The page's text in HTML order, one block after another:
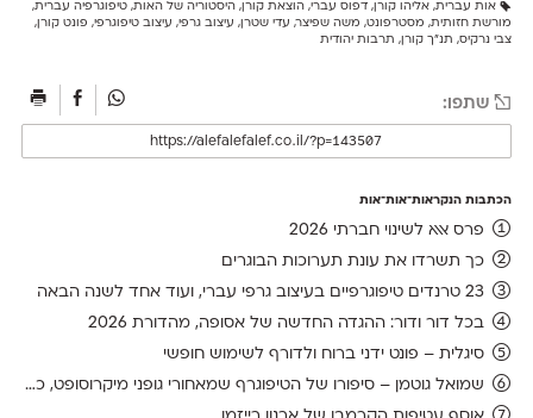
אות עברית, אליהו קורן , דפוס עברי, הוצאת קורן , היסטוריה של האות, טיפוגרפיה עברית,
מורשת חזותית, מסטרפונט, משה שפיצר, עדי שטרן , עיצוב גרפי, עיצוב טיפוגרפי, פונט קורן ,
צבי נרקיס, תנ״ך קורן , תרבות יהודית
שתפו:
הכתבות הנקראות־אות־אות
פרס אאא לשינוי חברתי 2026
כך תשרדו את עונת תערוכות הבוגרים
23 טרנדים טיפוגרפיים בעיצוב גרפי עברי, ועוד אחד לשנה הבאה
בכל דור ודור: ההגדה החדשה של אסופה, מהדורת 2026
סיגלית – פונט ידני ברוח ולדורף לשימוש חופשי
שמואל גוטמן – סיפורו של הטיפוגרף שמאחורי גופני מיקרוסופט, כפי שנחשף בארכיון של נינתו